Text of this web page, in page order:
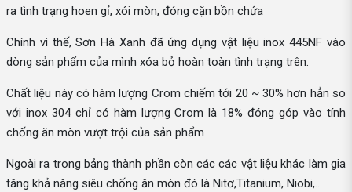
ra tình trạng hoen gỉ, xói mòn, đóng cặn bồn chứa
Chính vì thế, Sơn Hà Xanh đã ứng dụng vật liệu inox 445NF vào
dòng sản phẩm của mình xóa bỏ hoàn toàn tình trạng trên.
Chất liệu này có hàm lượng Crom chiếm tới 20 ~ 30% hơn hẳn so
với inox 304 chỉ có hàm lượng Crom là 18% đóng góp vào tính
chống ăn mòn vượt trội của sản phẩm
Ngoài ra trong bảng thành phần còn các các vật liệu khác làm gia
tăng khả năng siêu chống ăn mòn đó là Nitơ,Titanium, Niobi,...